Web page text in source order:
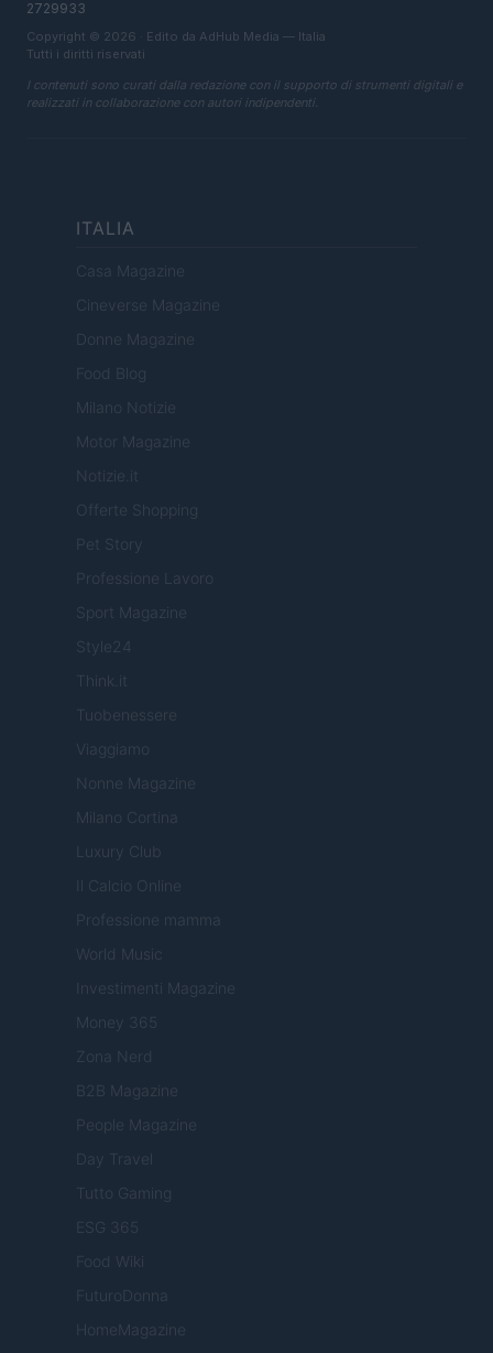
2729933
Copyright © 2026 · Edito da AdHub Media — Italia
Tutti i diritti riservati
I contenuti sono curati dalla redazione con il supporto di strumenti digitali e
realizzati in collaborazione con autori indipendenti.
ITALIA
Casa Magazine
Cineverse Magazine
Donne Magazine
Food Blog
Milano Notizie
Motor Magazine
Notizie.it
Offerte Shopping
Pet Story
Professione Lavoro
Sport Magazine
Style24
Think.it
Tuobenessere
Viaggiamo
Nonne Magazine
Milano Cortina
Luxury Club
Il Calcio Online
Professione mamma
World Music
Investimenti Magazine
Money 365
Zona Nerd
B2B Magazine
People Magazine
Day Travel
Tutto Gaming
ESG 365
Food Wiki
FuturoDonna
HomeMagazine